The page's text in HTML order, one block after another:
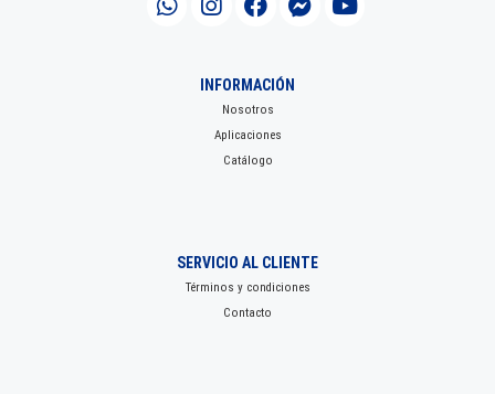
INFORMACIÓN
Nosotros
Aplicaciones
Catálogo
SERVICIO AL CLIENTE
Términos y condiciones
Contacto